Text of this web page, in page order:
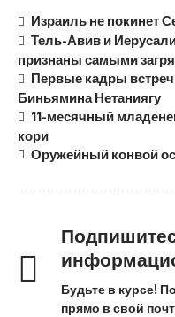
Израиль не покинет
Тель-Авив и
признаны самыми
Первые кадры
Биньямина Нетаниягу
11-месячный
кори
Оружейный конвой
Будьте в курсе!
прямо в свой